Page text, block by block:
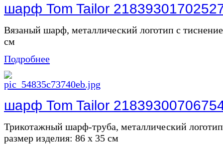
шарф Tom Tailor
Вязаный шарф, металлический логотип с
см
Подробнее
шарф Tom Tailor
Трикотажный шарф-труба, металлический
размер изделия: 86 х 35 см